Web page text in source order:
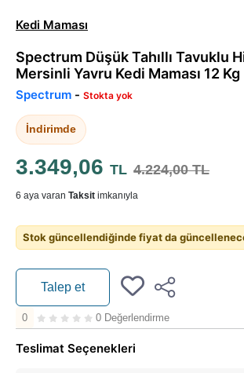
Kedi Maması
Spectrum Düşük Tahıllı Tavuklu
Mersinli Yavru Kedi Maması 12 Kg
Spectrum - Stokta yok
İndirimde
3.349,06 TL 4.224,00 TL
6 aya varan Taksit imkanıyla
Stok güncellendiğinde fiyat da
Talep et
0 0 Değerlendirme
Teslimat Seçenekleri